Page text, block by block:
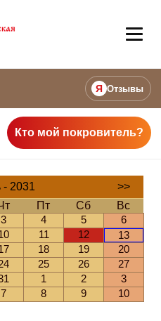
Я Отзывы
Кто мой покровитель?
2031
>>
Пт Сб
Вс
3 4 5
6
11 12
13
18 19
20
25 26
27
1 2
3
7 8 9 10